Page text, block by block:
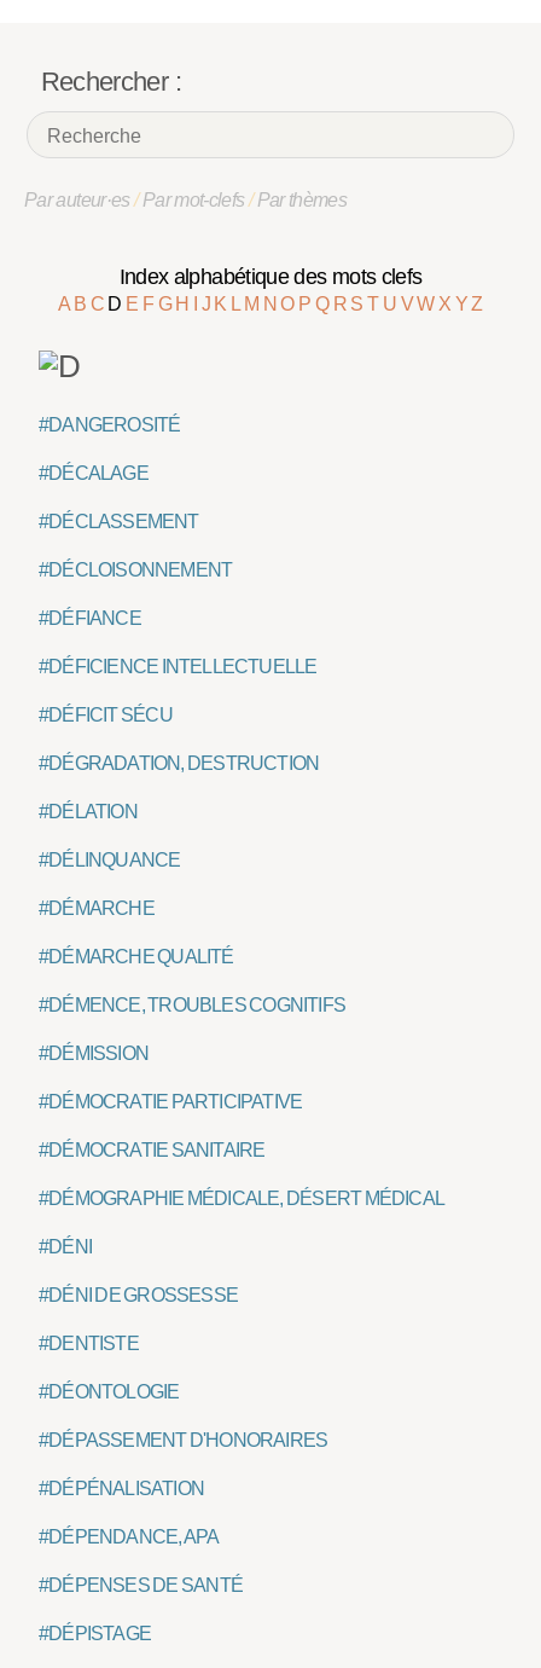
Rechercher :
Par auteur·es/Par mot-clefs/Par thèmes
Index alphabétique des mots clefs
A B C D E F G H J K L M NO P Q R ST U VW X YZ
#DANGEROSITÉ
#DÉCALAGE
#DÉCLASSEMENT
#DÉCLOISONNEMENT
#DÉFIANCE
#DÉFICIENCE INTELLECTUELLE
#DÉFICIT SÉCU
#DÉGRADATION, DESTRUCTION
#DÉLATION
#DÉLINQUANCE
#DÉMARCHE
#DÉMARCHE QUALITÉ
#DÉMENCE, TROUBLES COGNITIFS
#DÉMISSION
#DÉMOCRATIE PARTICIPATIVE
#DÉMOCRATIE SANITAIRE
#DÉMOGRAPHIE MÉDICALE, DÉSERT MÉDICAL
#DÉNI
#DÉNI DE GROSSESSE
#DENTISTE
#DÉONTOLOGIE
#DÉPASSEMENT D'HONORAIRES
#DÉPÉNALISATION
#DÉPENDANCE, APA
#DÉPENSES DE SANTÉ
#DÉPISTAGE